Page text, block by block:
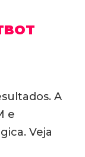
A
e
Veja